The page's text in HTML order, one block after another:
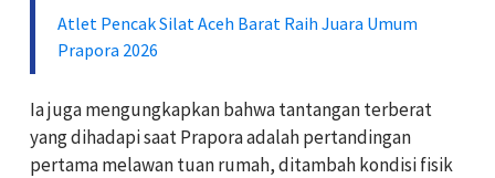
Atlet Pencak Silat Aceh Barat Raih Juara Umum
Prapora 2026
Ia juga mengungkapkan bahwa tantangan terberat
yang dihadapi saat Prapora adalah pertandingan
pertama melawan tuan rumah, ditambah kondisi fisik